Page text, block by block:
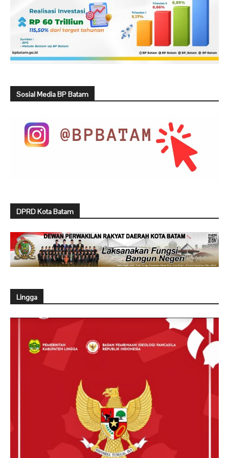
Sosial Media BP Batam
DPRD Kota Batam
Lingga